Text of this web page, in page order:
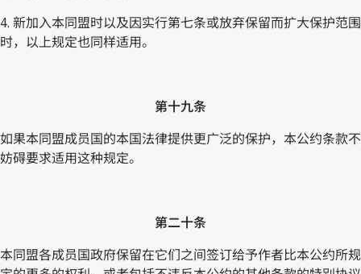
4. 新加入本同盟时以及因实行第七条或放弃保留而扩大保护范围
时，以上规定也同样适用。
第十九条
如果本同盟成员国的本国法律提供更广泛的保护，本公约条款不
妨碍要求适用这种规定。
第二十条
本同盟各成员国政府保留在它们之间签订给予作者比本公约所规